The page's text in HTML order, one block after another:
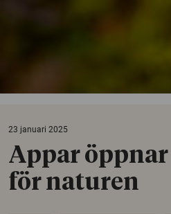
23 januari 2025
Appar
för naturen